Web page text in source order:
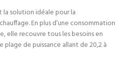
la solution idéale pour la
En plus d’une consommation
elle recouvre tous les besoins en
plage de puissance allant de 20,2 à